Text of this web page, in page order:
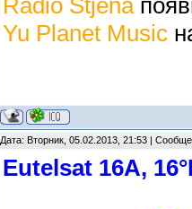
Radio Stjena
Yu Planet Music
Дата: Вторник, 05.02.2013, 21:53 |
Eutelsat 16A,